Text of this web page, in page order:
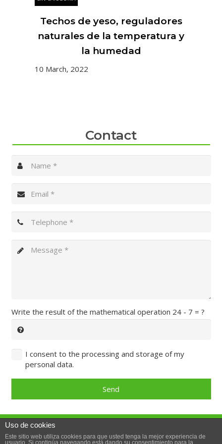
Techos de yeso, reguladores
naturales de la temperatura y
la humedad
10 March, 2022
Contact
Write the result of the mathematical operation 24 - 7 = ?
I consent to the processing and storage of my
personal data.
Send
Uso de cookies
Este sitio web utiliza cookies para que usted tenga la mejor experiencia de
usuario. Si continúa navegando está dando su consentimiento para la